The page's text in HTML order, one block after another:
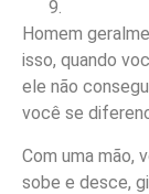
Homem
isso, quando
ele não
você se
Com uma mão,
sobe e desce,